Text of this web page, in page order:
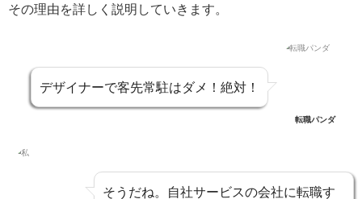
その理由を詳しく説明していきます。
デザイナーで客先常駐はダメ！絶対！
転職パンダ
そうだね。自社サービスの会社に転職す